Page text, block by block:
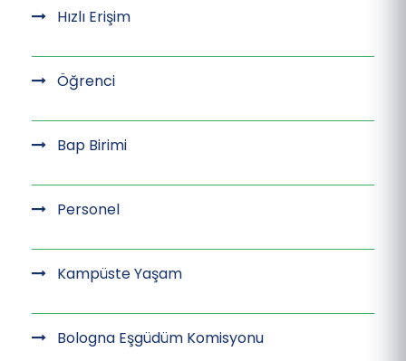
Hızlı Erişim
Öğrenci
Bap Birimi
Personel
Kampüste Yaşam
Bologna Eşgüdüm Komisyonu